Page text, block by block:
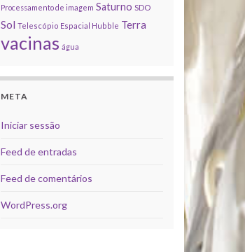
Processamento de imagem Saturno SDO
Sol Telescópio Espacial Hubble Terra
vacinas água
META
Iniciar sessão
Feed de entradas
Feed de comentários
WordPress.org